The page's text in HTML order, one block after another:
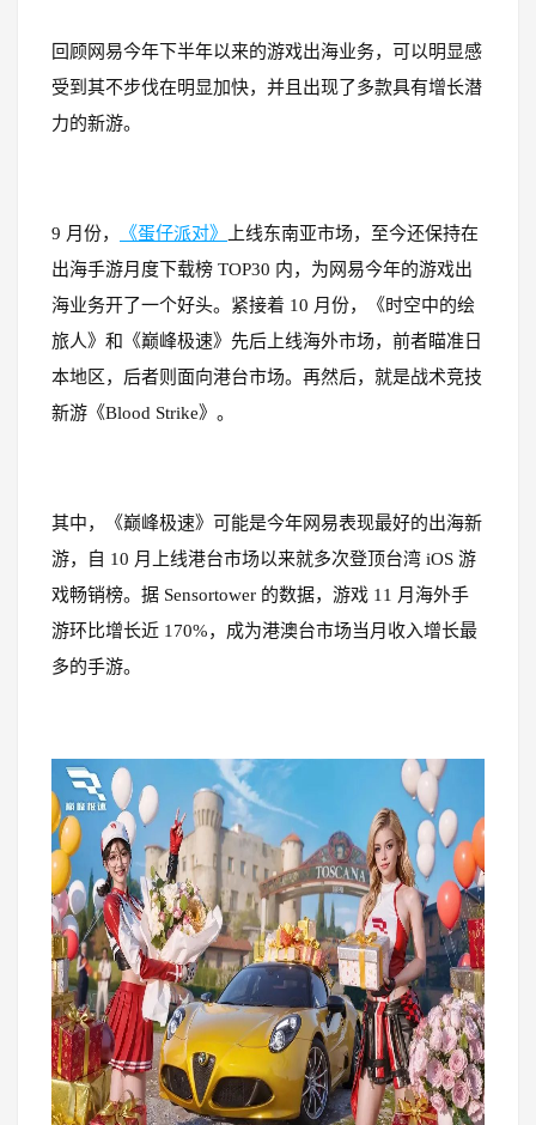
回顾网易今年下半年以来的游戏出海业务，可以明显感
受到其不步伐在明显加快，并且出现了多款具有增长潜
力的新游。
9 月份， 《蛋仔派对》
上线东南亚市场，至今还保持在
出海手游月度下载榜 TOP30 内，为网易今年的游戏出
海业务开了一个好头。紧接着 10 月份，《时空中的绘
旅人》和《巅峰极速》先后上线海外市场，前者瞄准日
本地区，后者则面向港台市场。再然后，就是战术竞技
新游《Blood Strike》。
其中，《巅峰极速》可能是今年网易表现最好的出海新
游，自 10 月上线港台市场以来就多次登顶台湾 iOS 游
戏畅销榜。据 Sensortower 的数据，游戏 11 月海外手
游环比增长近 170%，成为港澳台市场当月收入增长最
多的手游。